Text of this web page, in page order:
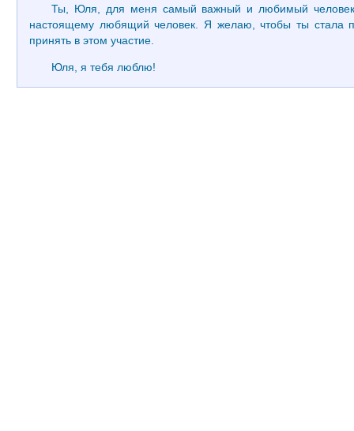
Ты, Юля, для меня самый важный и любимый человек
настоящему любящий человек. Я желаю, чтобы ты стала
принять в этом участие.
Юля, я тебя люблю!